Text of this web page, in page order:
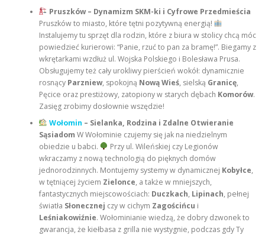
Pruszków – Dynamizm SKM-ki i Cyfrowe Przedmieścia
Pruszków to miasto, które tętni pozytywną energią!
Instalujemy tu sprzęt dla rodzin, które z biura w stolicy chcą móc
powiedzieć kurierowi: “Panie, rzuć to pan za bramę!”. Biegamy z
wkrętarkami wzdłuż ul. Wojska Polskiego i Bolesława Prusa.
Obsługujemy też cały urokliwy pierścień wokół: dynamicznie
rosnący Parzniew, spokojną Nową Wieś, sielską Granicę,
Pęcice oraz prestiżowy, zatopiony w starych dębach Komorów.
Zasięg zrobimy dosłownie wszędzie!
Wołomin – Sielanka, Rodzina i Zdalne Otwieranie
Sąsiadom W Wołominie czujemy się jak na niedzielnym
obiedzie u babci.
Przy ul. Wileńskiej czy Legionów
wkraczamy z nową technologią do pięknych domów
jednorodzinnych. Montujemy systemy w dynamicznej Kobyłce,
w tętniącej życiem Zielonce, a także w mniejszych,
fantastycznych miejscowościach: Duczkach, Lipinach, pełnej
światła Słonecznej czy w cichym Zagościńcu i
Leśniakowiźnie. Wołominianie wiedzą, że dobry dzwonek to
gwarancja, że kiełbasa z grilla nie wystygnie, podczas gdy Ty